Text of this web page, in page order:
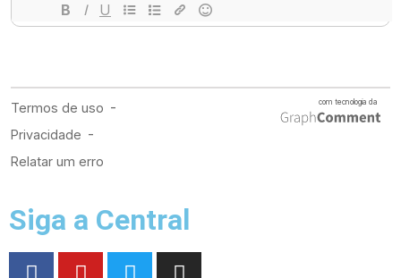
Siga a Central